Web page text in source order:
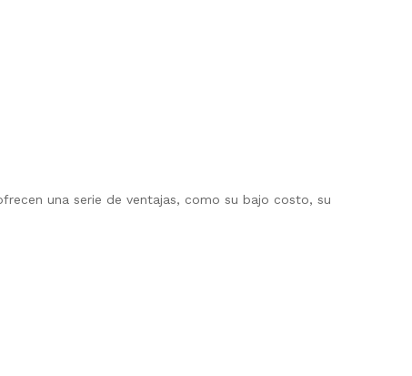
una serie de ventajas, como su bajo costo, su